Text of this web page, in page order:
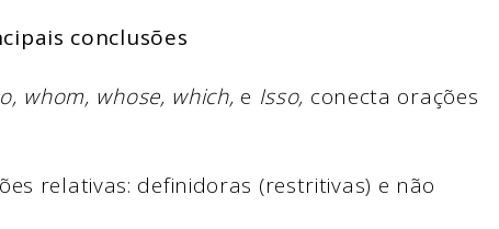
conclusões
whom, whose, which, e Isso, conecta orações
relativas: definidoras (restritivas) e não